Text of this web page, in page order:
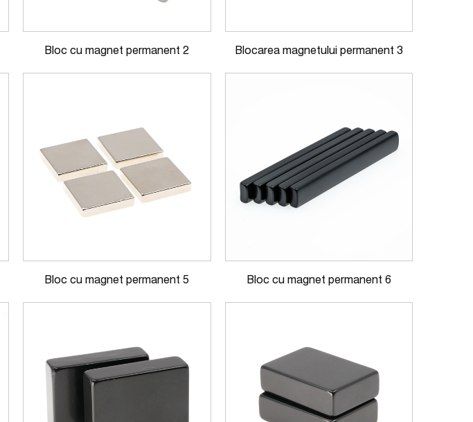
Bloc cu magnet permanent 2 Blocarea magnetului permanent 3
Bloc cu magnet permanent 5 Bloc cu magnet permanent 6